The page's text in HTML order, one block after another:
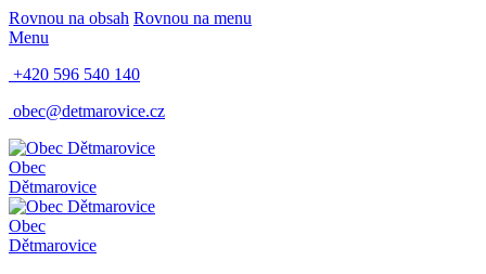
Rovnou na obsah Rovnou na menu
Menu
+420 596 540 140
obec@detmarovice.cz
Obec
Dětmarovice
Obec
Dětmarovice